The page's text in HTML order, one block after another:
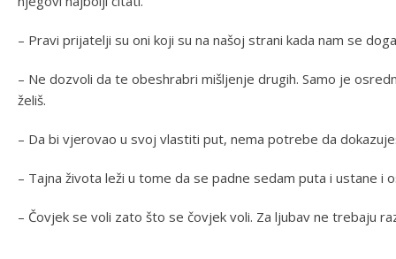
– Pravi prijatelji su oni koji su na našoj strani kada nam se
– Ne dozvoli da te obeshrabri mišljenje drugih. Samo je
želiš.
– Da bi vjerovao u svoj vlastiti put, nema potrebe da
– Tajna života leži u tome da se padne sedam puta i ustane i
– Čovjek se voli zato što se čovjek voli. Za ljubav ne trebaju